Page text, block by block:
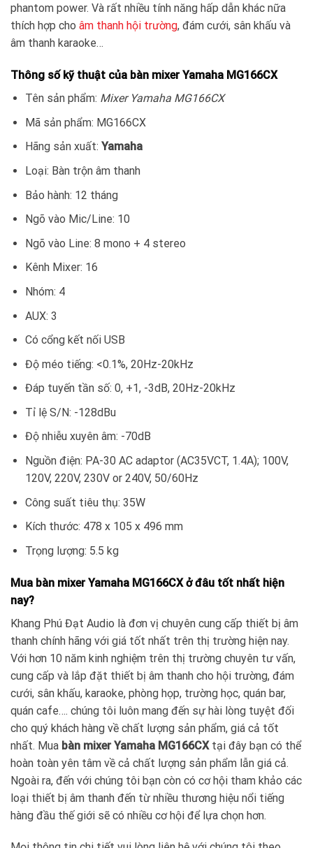
phantom power. Và rất nhiều tính năng hấp dẫn khác nữa
thích hợp cho âm thanh hội trường, đám cưới, sân khấu và
âm thanh karaoke…
Thông số kỹ thuật của bàn mixer Yamaha MG166CX
Tên sản phẩm: Mixer Yamaha MG166CX
Mã sản phẩm: MG166CX
Hãng sản xuất: Yamaha
Loại: Bàn trộn âm thanh
Bảo hành: 12 tháng
Ngõ vào Mic/Line: 10
Ngõ vào Line: 8 mono + 4 stereo
Kênh Mixer: 16
Nhóm: 4
AUX: 3
Có cổng kết nối USB
Độ méo tiếng: <0.1%, 20Hz-20kHz
Đáp tuyến tần số: 0, +1, -3dB, 20Hz-20kHz
Tỉ lệ S/N: -128dBu
Độ nhiễu xuyên âm: -70dB
Nguồn điện: PA-30 AC adaptor (AC35VCT, 1.4A); 100V,
120V, 220V, 230V or 240V, 50/60Hz
Công suất tiêu thụ: 35W
Kích thước: 478 x 105 x 496 mm
Trọng lượng: 5.5 kg
Mua bàn mixer Yamaha MG166CX ở đâu tốt nhất hiện
nay?
Khang Phú Đạt Audio là đơn vị chuyên cung cấp thiết bị âm
thanh chính hãng với giá tốt nhất trên thị trường hiện nay.
Với hơn 10 năm kinh nghiệm trên thị trường chuyên tư vấn,
cung cấp và lắp đặt thiết bị âm thanh cho hội trường, đám
cưới, sân khấu, karaoke, phòng họp, trường học, quán bar,
quán cafe…. chúng tôi luôn mang đến sự hài lòng tuyệt đối
cho quý khách hàng về chất lượng sản phẩm, giá cả tốt
nhất. Mua bàn mixer Yamaha MG166CXtại đây bạn có thể
hoàn toàn yên tâm về cả chất lượng sản phẩm lẫn giá cả.
Ngoài ra, đến với chúng tôi bạn còn có cơ hội tham khảo các
loại thiết bị âm thanh đến từ nhiều thương hiệu nổi tiếng
hàng đầu thế giới sẽ có nhiều cơ hội để lựa chọn hơn.